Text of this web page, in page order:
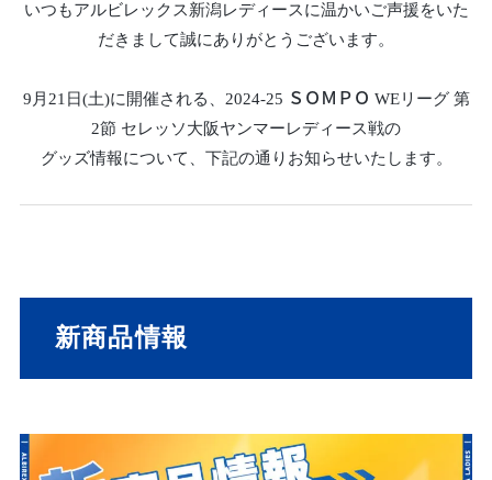
いつもアルビレックス新潟レディースに温かいご声援をいた
だきまして誠にありがとうございます。
9月21日(土)に開催される、2024-25 ＳＯＭＰＯ WEリーグ 第
2節 セレッソ大阪ヤンマーレディース戦の
グッズ情報について、下記の通りお知らせいたします。
新商品情報